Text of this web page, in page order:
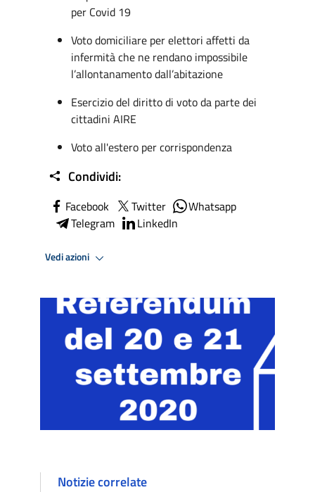
per Covid 19
Voto domiciliare per elettori affetti da
infermità che ne rendano impossibile
l’allontanamento dall’abitazione
Esercizio del diritto di voto da parte dei
cittadini AIRE
Voto all'estero per corrispondenza
Condividi:
Facebook Twitter
Whatsapp
Telegram
LinkedIn
Vedi azioni
Notizie correlate